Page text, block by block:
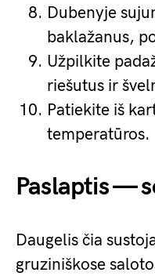
Dubenyje
baklažanus,
Užpilkite
riešutus ir
Patiekite iš
temperatūros.
Paslaptis —
Daugelis čia
gruziniškose